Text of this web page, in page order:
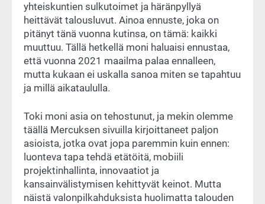
yhteiskuntien sulkutoimet ja häränpyllyä
heittävät talousluvut. Ainoa ennuste, joka on
pitänyt tänä vuonna kutinsa, on tämä: kaikki
muuttuu. Tällä hetkellä moni haluaisi ennustaa,
että vuonna 2021 maailma palaa ennalleen,
mutta kukaan ei uskalla sanoa miten se tapahtuu
ja millä aikataululla.
Toki moni asia on tehostunut, ja mekin olemme
täällä Mercuksen sivuilla kirjoittaneet paljon
asioista, jotka ovat jopa paremmin kuin ennen:
luonteva tapa tehdä etätöitä, mobiili
projektinhallinta, innovaatiot ja
kansainvälistymisen kehittyvät keinot. Mutta
näistä valonpilkahduksista huolimatta talouden